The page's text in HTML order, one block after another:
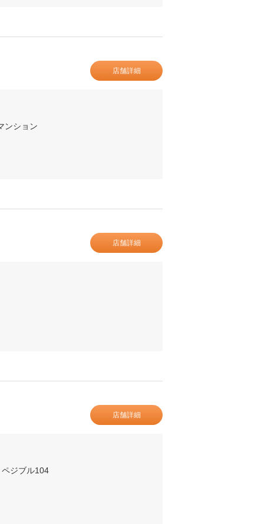
店舗詳細
ンション
店舗詳細
店舗詳細
ジブル104